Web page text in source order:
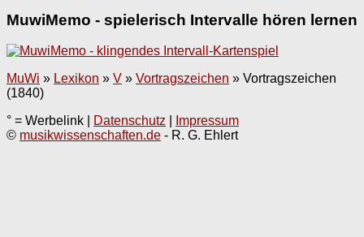
MuwiMemo - spielerisch Intervalle hören lernen
MuWi » Lexikon » V » Vortragszeichen » Vortragszeichen
(1840)
° = Werbelink |
Datenschutz
Impressum
© musikwissenschaften.de - R. G. Ehlert